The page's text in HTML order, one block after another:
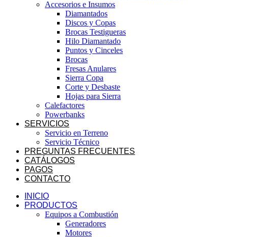
Accesorios e Insumos
Diamantados
Discos y Copas
Brocas Testigueras
Hilo Diamantado
Puntos y Cinceles
Brocas
Fresas Anulares
Sierra Copa
Corte y Desbaste
Hojas para Sierra
Calefactores
Powerbanks
SERVICIOS
Servicio en Terreno
Servicio Técnico
PREGUNTAS FRECUENTES
CATÁLOGOS
PAGOS
CONTACTO
INICIO
PRODUCTOS
Equipos a Combustión
Generadores
Motores